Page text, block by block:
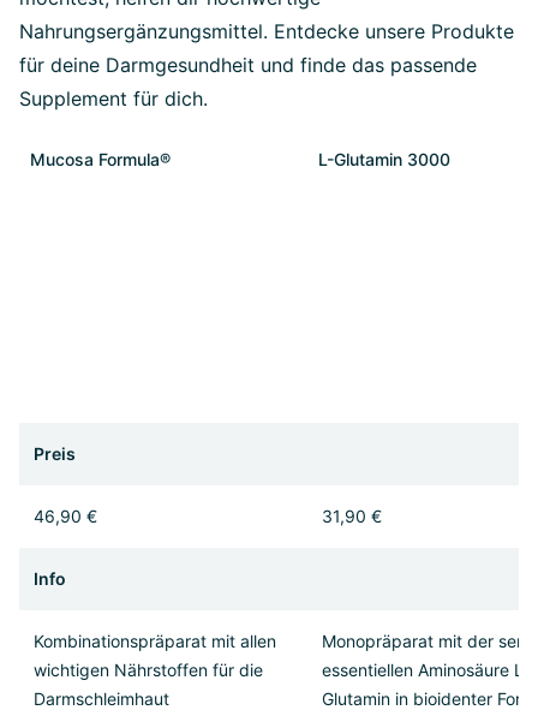
Nahrungsergänzungsmittel. Entdecke unsere Produkte
für deine Darmgesundheit und finde das passende
Supplement für dich.
Mucosa Formula® L-Glutamin 3000
Preis
46,90 € 31,90 €
Info
Kombinationspräparat mit allen
wichtigen Nährstoffen für die
Darmschleimhaut
Monopräparat mit der
essentiellen Aminosäure L-
Glutamin in bioidenter Form